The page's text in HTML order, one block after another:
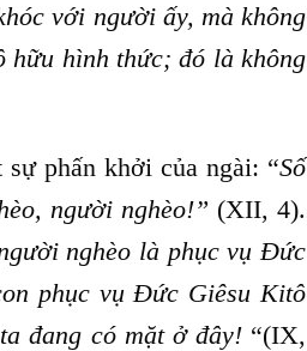
với người ấy, mà không
hình thức; đó là không
phấn khởi của ngài: “Số
người nghèo!” (XII, 4).
nghèo là phục vụ Đức
phục vụ Đức Giêsu Kitô
đang có mặt ở đây! “(IX,